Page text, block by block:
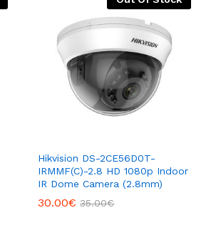
Hikvision DS-2CE56D0T-
IRMMF(C)-2.8 HD 1080p Indoor
IR Dome Camera (2.8mm)
30.00€ 35.00€